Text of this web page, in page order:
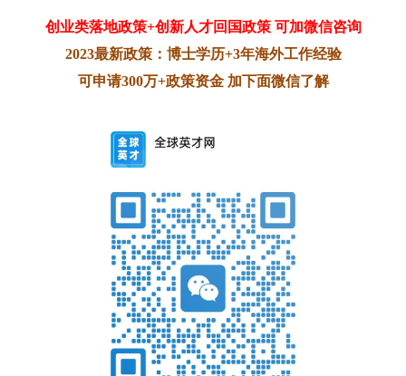
创业类落地政策+创新人才回国政策 可加微信咨询
2023最新政策：博士学历+3年海外工作经验
可申请300万+政策资金 加下面微信了解